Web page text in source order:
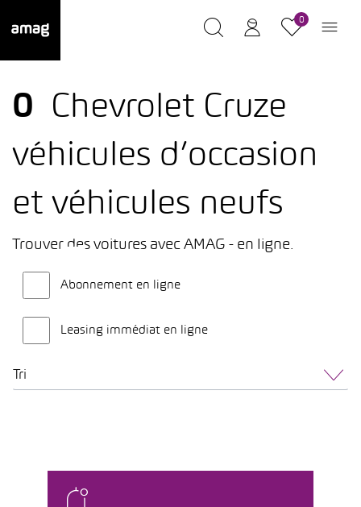
0
0
Chevrolet Cruze
véhicules d’occasion
et véhicules neufs
Trouver des voitures avec AMAG - en ligne.
Abonnement en ligne
Leasing immédiat en ligne
Tri